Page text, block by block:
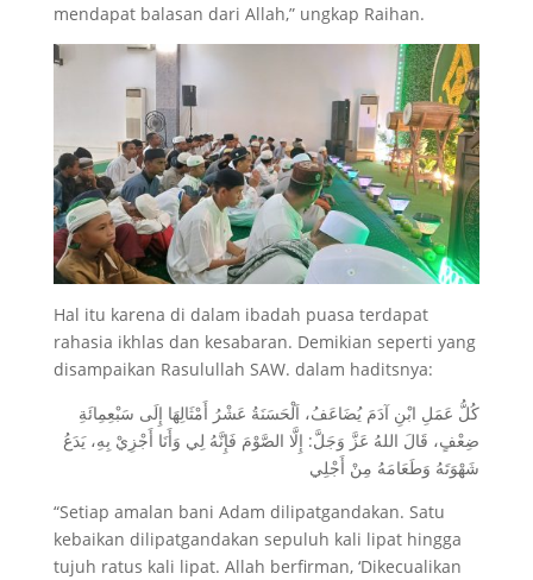
mendapat balasan dari Allah,” ungkap Raihan.
Hal itu karena di dalam ibadah puasa terdapat
rahasia ikhlas dan kesabaran. Demikian seperti yang
disampaikan Rasulullah SAW. dalam haditsnya:
كُلُّ عَمَلِ ابْنِ آدَمَ يُضَاعَفُ، اَلْحَسَنَةُ عَشْرُ أَمْثَالِهَا إِلَى سَبْعِمِائَةِ
ضِعْفٍ، قَالَ اللهُ عَزَّ وَجَلَّ: إِلَّا الصَّوْمَ فَإِنَّهُ لِي وَأَنَا أَجْزِيْ بِهِ، يَدَعُ
شَهْوَتَهُ وَطَعَامَهُ مِنْ أَجْلِي
“Setiap amalan bani Adam dilipatgandakan. Satu
kebaikan dilipatgandakan sepuluh kali lipat hingga
tujuh ratus kali lipat. Allah berfirman, ‘Dikecualikan